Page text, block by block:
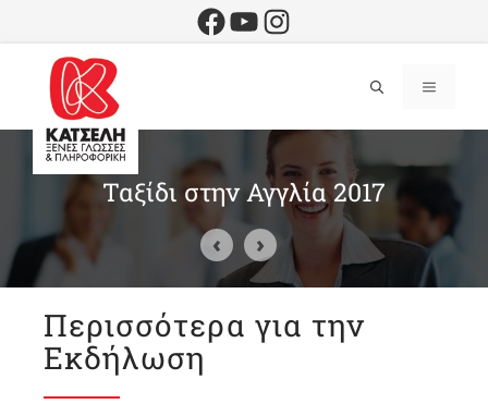
περιεχόμενο
Facebook
YouTube
Instagram
Επικοινωνήστε μαζί μας
info@katseli.gr
Μενού
Ταξίδι στην Αγγλία 2017
‹ ›
Περισσότερα για την
Εκδήλωση